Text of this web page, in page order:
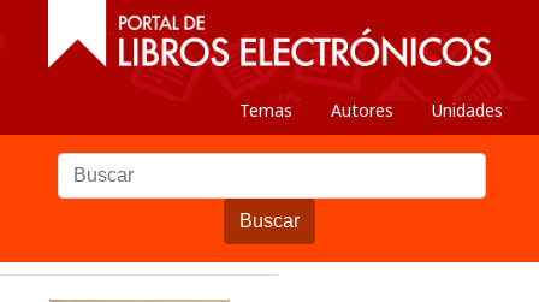
Temas Autores Unidades
Buscar